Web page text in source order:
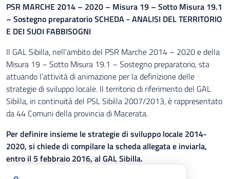
PSR MARCHE 2014 – 2020 – Misura 19 – Sotto Misura 19.1
– Sostegno preparatorio SCHEDA - ANALISI DEL TERRITORIO
E DEI SUOI FABBISOGNI
Il GAL Sibilla, nell’ambito del PSR Marche 2014 – 2020 e della
Misura 19 – Sotto Misura 19.1 – Sostegno preparatorio, sta
attuando l’attività di animazione per la definizione delle
strategie di sviluppo locale. Il territorio di riferimento del GAL
Sibilla, in continuità del PSL Sibilla 2007/2013, è rappresentato
da 44 Comuni della provincia di Macerata.
Per definire insieme le strategie di sviluppo locale 2014-
2020, si chiede di compilare la scheda allegata e inviarla,
entro il 5 febbraio 2016, al GAL Sibilla.